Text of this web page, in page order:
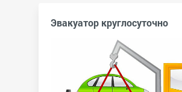
Эвакуатор круглосуточно